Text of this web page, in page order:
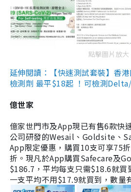
點擊圖片放大
延伸閱讀：【快速測試套裝】香
檢測劑 最平$18起 ！可檢測
億世家
億家世門市及App現已有售6款快
公司研發的Wesail、Goldsite、
App限定優惠，購買10支可享75
折。現凡於App購買Safecare及
$186.7，平均每支只需$18.6就買
一支平均不用$17.9就買到，數量